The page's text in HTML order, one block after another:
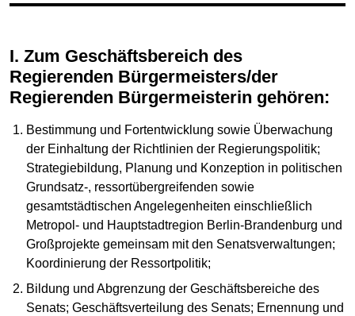
I. Zum Geschäftsbereich des
Regierenden Bürgermeisters/der
Regierenden Bürgermeisterin gehören:
Bestimmung und Fortentwicklung sowie Überwachung
der Einhaltung der Richtlinien der Regierungspolitik;
Strategiebildung, Planung und Konzeption in politischen
Grundsatz-, ressortübergreifenden sowie
gesamtstädtischen Angelegenheiten einschließlich
Metropol- und Hauptstadtregion Berlin-Brandenburg und
Großprojekte gemeinsam mit den Senatsverwaltungen;
Koordinierung der Ressortpolitik;
Bildung und Abgrenzung der Geschäftsbereiche des
Senats; Geschäftsverteilung des Senats; Ernennung und